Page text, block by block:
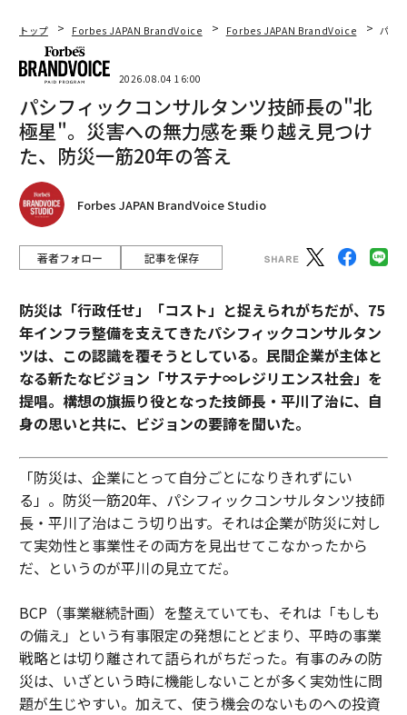
トップ Forbes JAPAN BrandVoice Forbes JAPAN BrandVoice パシ
2026.08.04 16:00
パシフィックコンサルタンツ技師長の"北
極星"。災害への無力感を乗り越え見つけ
た、防災一筋20年の答え
Forbes JAPAN BrandVoice Studio
著者フォロー 記事を保存
防災は「行政任せ」「コスト」と捉えられがちだが、75
年インフラ整備を支えてきたパシフィックコンサルタン
ツは、この認識を覆そうとしている。民間企業が主体と
なる新たなビジョン「サステナ∞レジリエンス社会」を
提唱。構想の旗振り役となった技師長・平川了治に、自
身の思いと共に、ビジョンの要諦を聞いた。
「防災は、企業にとって自分ごとになりきれずにい
る」。防災一筋20年、パシフィックコンサルタンツ技師
長・平川了治はこう切り出す。それは企業が防災に対し
て実効性と事業性その両方を見出せてこなかったから
だ、というのが平川の見立てだ。
BCP（事業継続計画）を整えていても、それは「もしも
の備え」という有事限定の発想にとどまり、平時の事業
戦略とは切り離されて語られがちだった。有事のみの防
災は、いざという時に機能しないことが多く実効性に問
題が生じやすい。加えて、使う機会のないものへの投資